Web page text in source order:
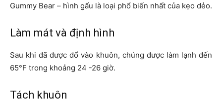
Gummy Bear – hình gấu là loại phổ biến nhất của kẹo dẻo.
Làm mát và định hình
Sau khi đã được đổ vào khuôn, chúng được làm lạnh đến
65°F trong khoảng 24 -26 giờ.
Tách khuôn